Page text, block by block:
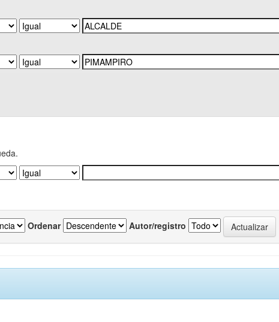
Ordenar Autor/registro